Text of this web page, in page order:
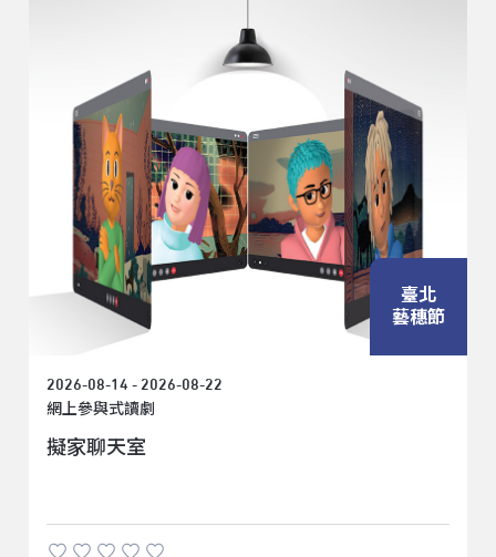
臺北
藝穗節
2026-08-14 - 2026-08-22
網上參與式讀劇
擬家聊天室